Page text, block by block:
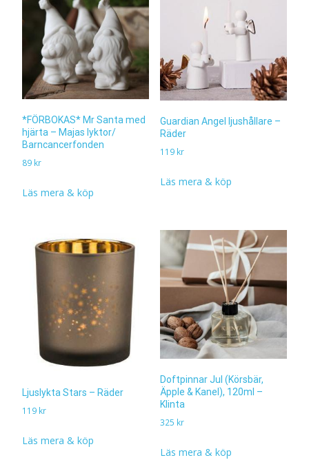
*FÖRBOKAS* Mr Santa med
hjärta – Majas lyktor/
Barncancerfonden
89 kr
Läs mera & köp
Guardian Angel ljushållare –
Räder
119 kr
Läs mera & köp
Ljuslykta Stars – Räder
119 kr
Läs mera & köp
Doftpinnar Jul (Körsbär,
Äpple & Kanel), 120ml –
Klinta
325 kr
Läs mera & köp